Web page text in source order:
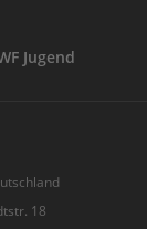
Jugend
18